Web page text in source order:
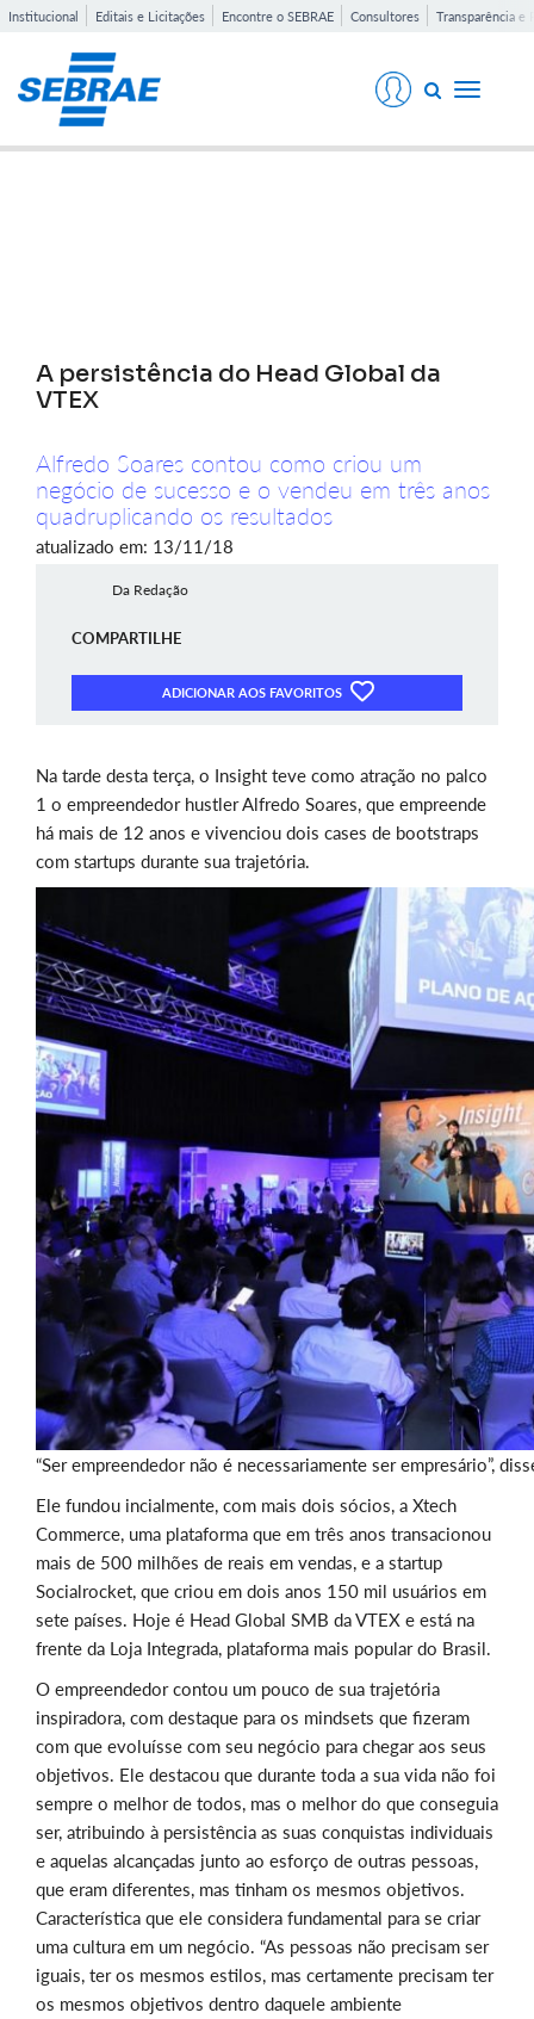
Institucional Editais e Licitações Encontre o SEBRAE Consultores Transparência e
Toggle
A persistência do Head Global da
VTEX
Alfredo Soares contou como criou um
negócio de sucesso e o vendeu em três anos
quadruplicando os resultados
atualizado em: 13/11/18
Da Redação
COMPARTILHE
ADICIONAR AOS FAVORITOS
Na tarde desta terça, o Insight teve como atração no palco
1 o empreendedor hustler Alfredo Soares, que empreende
há mais de 12 anos e vivenciou dois cases de bootstraps
com startups durante sua trajetória.
“Ser empreendedor não é necessariamente ser empresário”,
Ele fundou incialmente, com mais dois sócios, a Xtech
Commerce, uma plataforma que em três anos transacionou
mais de 500 milhões de reais em vendas, e a startup
Socialrocket, que criou em dois anos 150 mil usuários em
sete países. Hoje é Head Global SMB da VTEX e está na
frente da Loja Integrada, plataforma mais popular do Brasil.
O empreendedor contou um pouco de sua trajetória
inspiradora, com destaque para os mindsets que fizeram
com que evoluísse com seu negócio para chegar aos seus
objetivos. Ele destacou que durante toda a sua vida não foi
sempre o melhor de todos, mas o melhor do que conseguia
ser, atribuindo à persistência as suas conquistas individuais
e aquelas alcançadas junto ao esforço de outras pessoas,
que eram diferentes, mas tinham os mesmos objetivos.
Característica que ele considera fundamental para se criar
uma cultura em um negócio. “As pessoas não precisam ser
iguais, ter os mesmos estilos, mas certamente precisam ter
os mesmos objetivos dentro daquele ambiente